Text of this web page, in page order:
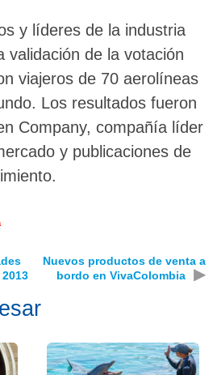
y líderes de la industria
validación de la votación
viajeros de 70 aerolíneas
Los resultados fueron
Company, compañía líder
y publicaciones de
Nuevos productos de venta a
bordo en VivaColombia
▶